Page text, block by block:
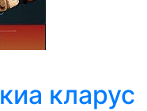
кларус